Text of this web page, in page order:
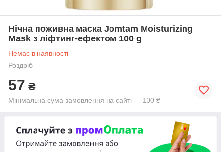
Нічна поживна маска Jomtam Moisturizing
Mask з ліфтинг-ефектом 100 g
Немає в наявності
Роздріб
57 ₴
Мінімальна сума замовлення на сайті — 100 ₴